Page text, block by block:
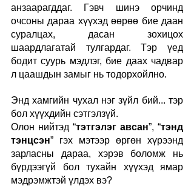
анзаарагддаг. Гэвч шинэ орчинд
очсоны дараа хүүхэд өөрөө бие даан
суралцах, дасан зохицох
шаардлагатай тулгардаг. Тэр үед
бодит суурь мэдлэг, бие даах чадвар
л цаашдын замыг нь тодорхойлно.
Энд хамгийн чухал нэг зүйл бий... тэр
бол хүүхдийн сэтгэлзүй.
Олон нийтэд “тэтгэлэг авсан”, “тэнд
тэнцсэн” гэх мэтээр өргөн хүрээнд
зарласны дараа, хэрэв боломж нь
бүрдээгүй бол тухайн хүүхэд ямар
мэдрэмжтэй үлдэх вэ?